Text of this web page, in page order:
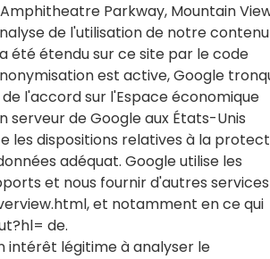
Parkway, Mountain
de l'utilisation de notre contenu
été étendu sur ce site par le code
est active, Google
l'accord sur l'Espace économique
de Google aux États-Unis
les dispositions relatives à la
adéquat. Google utilise les
et nous fournir d'autres services
et notamment en ce qui
de.
intérêt légitime à analyser le